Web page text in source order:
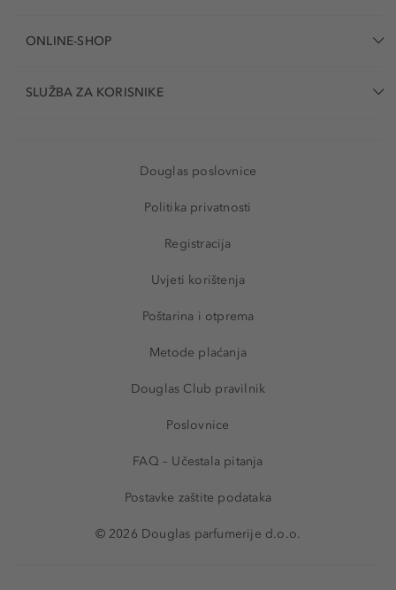
ONLINE-SHOP
SLUŽBA ZA KORISNIKE
Douglas poslovnice
Politika privatnosti
Registracija
Uvjeti korištenja
Poštarina i otprema
Metode plaćanja
Douglas Club pravilnik
Poslovnice
FAQ – Učestala pitanja
Postavke zaštite podataka
© 2026 Douglas parfumerije d.o.o.